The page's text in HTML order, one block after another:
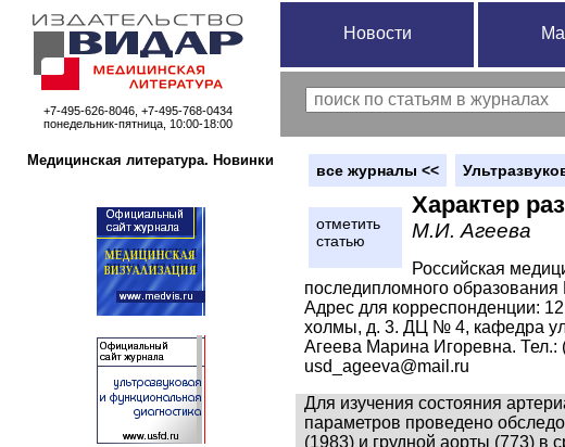
+7-495-626-8046, +7-495-768-0434
понедельник-пятница, 10:00-18:00
Новости
Медицинская литература. Новинки
вce журналы <<
отметить
статью
Характер
М.И. Агеева
Российская
последипломного
Адрес для корреспонденции:
холмы, д. 3. ДЦ № 4, кафедра
Агеева Марина Игоревна. Тел.:
usd_ageeva@mail.ru
Для изучения состояния
параметров проведено
(1983) и грудной аорты (773) в